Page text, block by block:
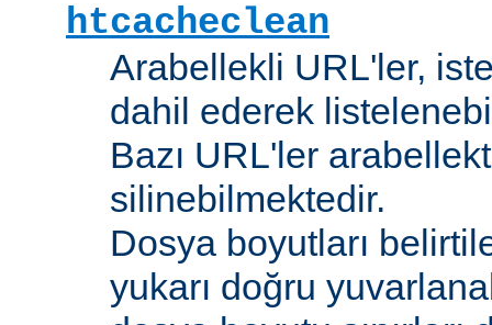
htcacheclean
Arabellekli URL'ler,
dahil ederek
Bazı URL'ler
silinebilmektedir.
Dosya boyutları
yukarı doğru